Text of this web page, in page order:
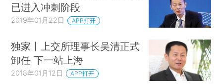
已进入冲刺阶段
2019年01月22日 APP打开
独家丨上交所理事长吴清正式
卸任 下一站上海
2018年01月12日 APP打开